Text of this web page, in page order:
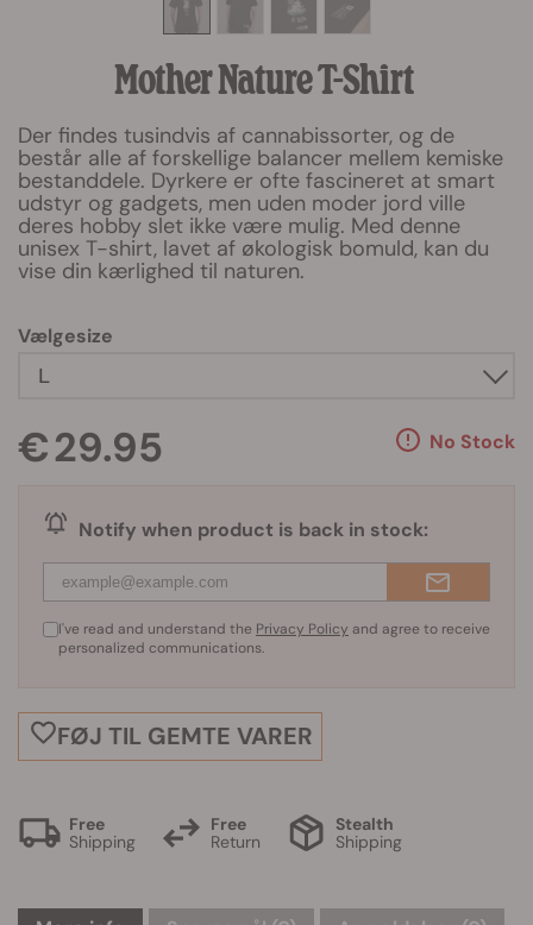
Mother Nature T-Shirt
Der findes tusindvis af cannabissorter, og de
består alle af forskellige balancer mellem kemiske
bestanddele. Dyrkere er ofte fascineret at smart
udstyr og gadgets, men uden moder jord ville
deres hobby slet ikke være mulig. Med denne
unisex T-shirt, lavet af økologisk bomuld, kan du
vise din kærlighed til naturen.
Vælgesize
€ 29.95 No Stock
Notify when product is back in stock:
I've read and understand the Privacy Policy and agree to receive
personalized communications.
FØJ TIL GEMTE VARER
Free
Shipping
Free
Return
Stealth
Shipping